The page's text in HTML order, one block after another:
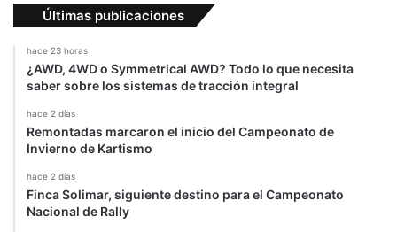
u
Últimas publicaciones
hace 23 horas
¿AWD, 4WD o Symmetrical AWD? Todo lo que necesita
saber sobre los sistemas de tracción integral
hace 2 días
Remontadas marcaron el inicio del Campeonato de
Invierno de Kartismo
hace 2 días
Finca Solimar, siguiente destino para el Campeonato
Nacional de Rally